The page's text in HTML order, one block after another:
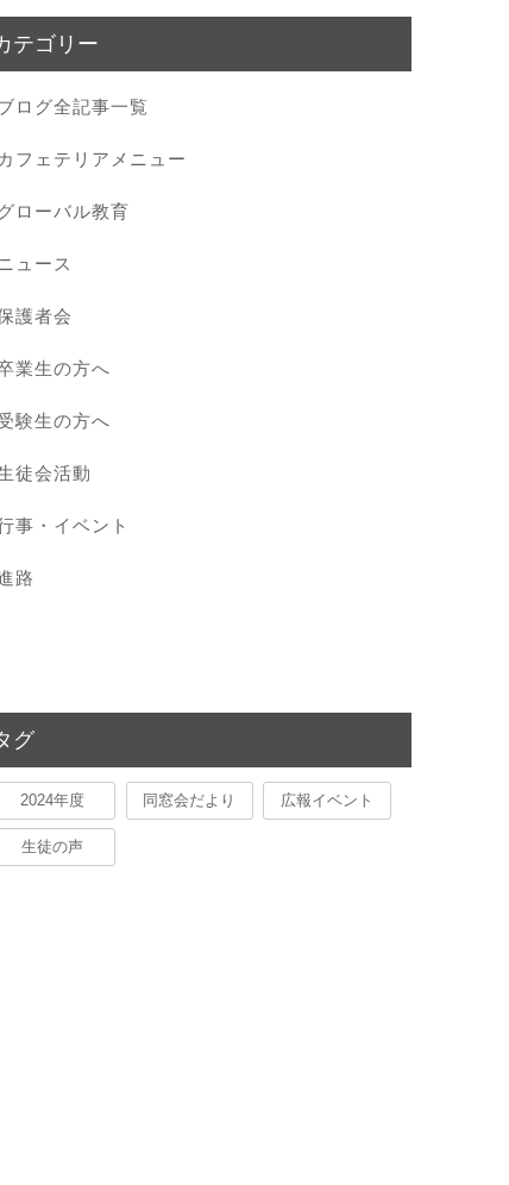
テゴリー
ログ全記事一覧
カフェテリアメニュー
ローバル教育
ュース
護者会
業生の方へ
験生の方へ
徒会活動
事・イベント
路
グ
2024年度 同窓会だより 広報イベント
生徒の声